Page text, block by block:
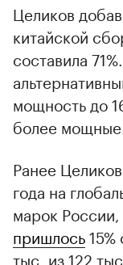
Целиков
китайской
составила
мощность до
более
Ранее
года на
марок
пришлось
тыс. из 122